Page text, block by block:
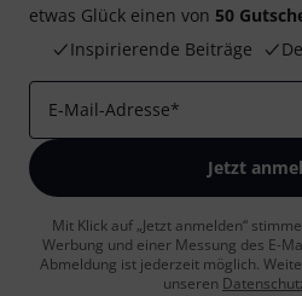
etwas Glück einen von 50
Inspirierende Beiträge
E-Mail-Adresse*
Jetzt
Mit Klick auf „Jetzt anmelden“
Werbung und einer Messung des E-
Abmeldung ist jederzeit möglich.
unseren